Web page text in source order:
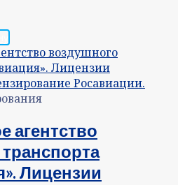
агентство
Лицензии